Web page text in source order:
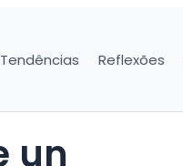
Tendências Reflexões